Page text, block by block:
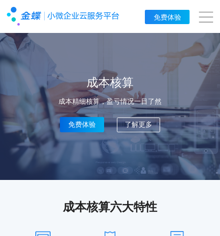
免费体验
成本核算
成本精细核算，盈亏情况一目了然
免费体验 了解更多
成本核算六大特性